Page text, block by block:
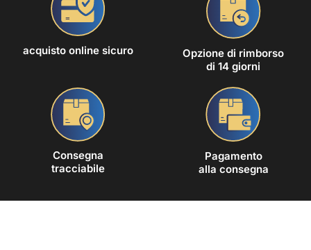
acquisto online sicuro
Opzione di rimborso
di 14 giorni
Consegna
tracciabile
Pagamento
alla consegna